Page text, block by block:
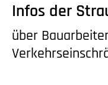
Infos der
über